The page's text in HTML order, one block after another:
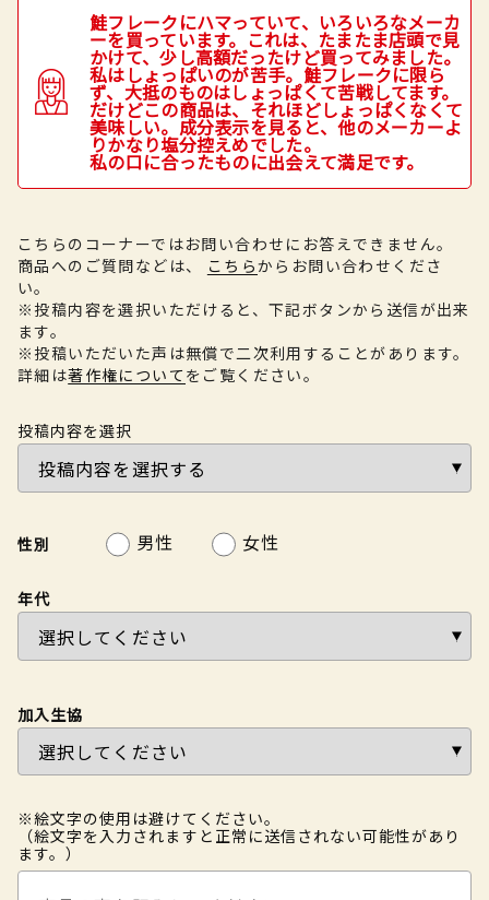
鮭フレークにハマっていて、いろいろなメーカ
ーを買っています。これは、たまたま店頭で見
かけて、少し高額だったけど買ってみました。
私はしょっぱいのが苦手。鮭フレークに限ら
ず、大抵のものはしょっぱくて苦戦してます。
だけどこの商品は、それほどしょっぱくなくて
美味しい。成分表示を見ると、他のメーカーよ
りかなり塩分控えめでした。
私の口に合ったものに出会えて満足です。
こちらのコーナーではお問い合わせにお答えできません。
商品へのご質問などは、
こちらからお問い合わせくださ
い。
※投稿内容を選択いただけると、下記ボタンから送信が出来
ます。
※投稿いただいた声は無償で二次利用することがあります。
詳細は著作権について をご覧ください。
投稿内容を選択
性別 男性 女性
年代
加入生協
※絵文字の使用は避けてください。
（絵文字を入力されますと正常に送信されない可能性があり
ます。）